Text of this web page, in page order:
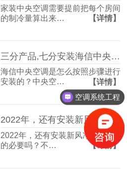
家装中央空调需要提前把每个房间
的制冷量算出来…
【详情】
三分产品,七分安装海信中央空调装修流程？
海信中央空调是怎么按照步骤进行
安装的？中央空…
【详情】
2022年，还有安装新风净化安装的必要吗？
2022年，还有安装新风净化安装
的必要吗？不…
【详情】
空调系统工程